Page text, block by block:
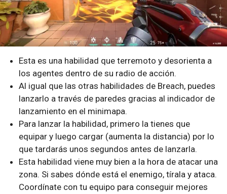
Esta es una habilidad que terremoto y desorienta a
los agentes dentro de su radio de acción.
Al igual que las otras habilidades de Breach, puedes
lanzarlo a través de paredes gracias al indicador de
lanzamiento en el minimapa.
Para lanzar la habilidad, primero la tienes que
equipar y luego cargar (aumenta la distancia) por lo
que tardarás unos segundos antes de lanzarla.
Esta habilidad viene muy bien a la hora de atacar una
zona. Si sabes dónde está el enemigo, tírala y ataca.
Coordínate con tu equipo para conseguir mejores